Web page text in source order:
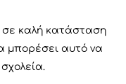
σε καλή κατάσταση
μπορέσει αυτό να